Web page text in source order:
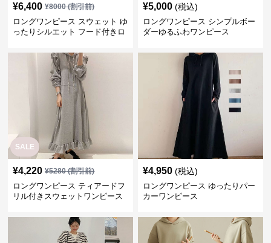
¥6,400 ¥8000(割引前)
ロングワンピース スウェット ゆ
ったりシルエット フード付きロ
¥5,000 (税込)
ロングワンピース シンプルボー
ダーゆるふわワンピース
SALE
¥4,220 ¥5280(割引前)
ロングワンピース ティアードフ
リル付きスウェットワンピース
¥4,950 (税込)
ロングワンピース ゆったりパー
カーワンピース